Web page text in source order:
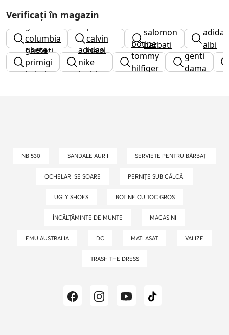
Verificați în magazin
ghete
columbia
barbati
portofel
calvin
klein
salomon
barbati
albi
ghete
primigi
baieti
adidasi
nike
inalti
botine
tommy
hilfiger
genti
dama
NB 530 SANDALE AURII SERVIETE PENTRU BĂRBAȚI
OCHELARI SE SOARE PERNIȚE SUB CĂLCÂI
UGLY SHOES BOTINE CU TOC GROS
ÎNCĂLȚĂMINTE DE MUNTE MACASINI
EMU AUSTRALIA DC MATLASAT VALIZE
TRASH THE DRESS